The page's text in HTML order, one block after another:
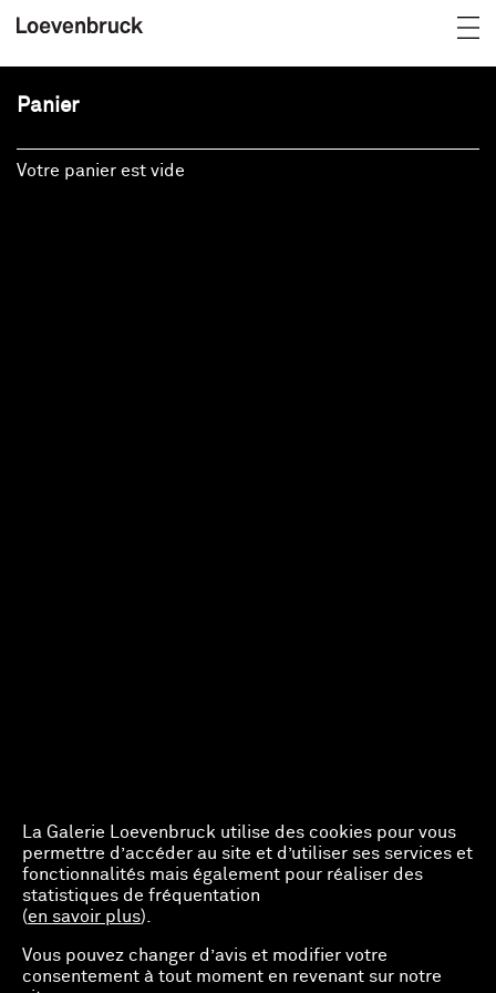
La Galerie Loevenbruck utilise des cookies pour vous
permettre d’accéder au site et d’utiliser ses services et
fonctionnalités mais également pour réaliser des
statistiques de fréquentation
(en savoir plus).
Vous pouvez changer d’avis et modifier votre
consentement à tout moment en revenant sur notre
Panier
Votre panier est vide